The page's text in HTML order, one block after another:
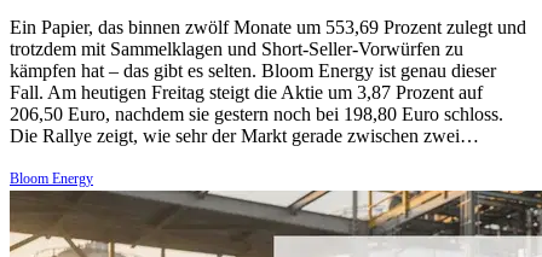
Ein Papier, das binnen zwölf Monate um 553,69 Prozent zulegt und
trotzdem mit Sammelklagen und Short-Seller-Vorwürfen zu
kämpfen hat – das gibt es selten. Bloom Energy ist genau dieser
Fall. Am heutigen Freitag steigt die Aktie um 3,87 Prozent auf
206,50 Euro, nachdem sie gestern noch bei 198,80 Euro schloss.
Die Rallye zeigt, wie sehr der Markt gerade zwischen zwei…
Bloom Energy